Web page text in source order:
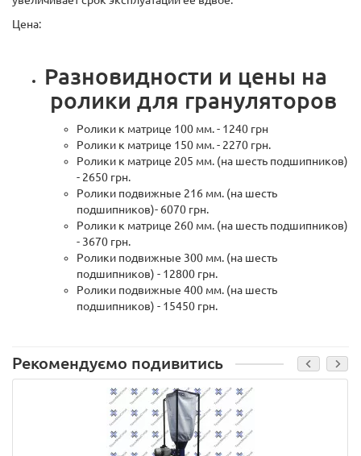
Цена:
Разновидности и цены на
ролики для грануляторов
Ролики к матрице 100 мм. - 1240 грн
Ролики к матрице 150 мм. - 2270 грн.
Ролики к матрице 205 мм. (на шесть подшипников)
- 2650 грн.
Ролики подвижные 216 мм. (на шесть
подшипников)- 6070 грн.
Ролики к матрице 260 мм. (на шесть подшипников)
- 3670 грн.
Ролики подвижные 300 мм. (на шесть
подшипников) - 12800 грн.
Ролики подвижные 400 мм. (на шесть
подшипников) - 15450 грн.
Рекомендуємо подивитись